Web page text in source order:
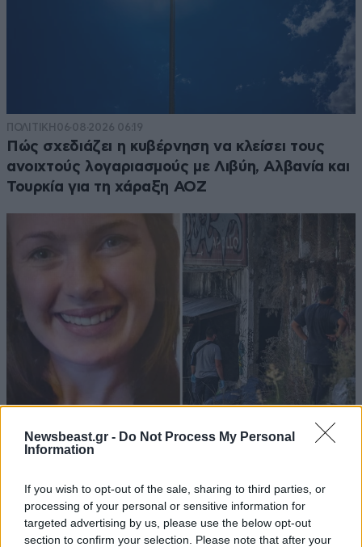
Newsbeast.gr - Do Not Process My Personal
Information
If you wish to opt-out of the sale, sharing to third parties, or
processing of your personal or sensitive information for
targeted advertising by us, please use the below opt-out
section to confirm your selection. Please note that after your
ΠΟΛΙΤΙΚΗ 06·08·2026 06:19
Πώς σχεδιάζει η κυβέρνηση να κλείσει τους
ανοιχτούς λογαριασμούς με Λιβύη, Αλβανία και
Τουρκία για τη χάραξη ΑΟΖ
ΚΟΙΝΩΝΙΑ2 ω. πριν
βρέθηκε σε βαλίτσα στην Κυψέλη – Ο Αφγανός
επιμένει πως είναι αθώος και «δείχνει» τον
«Νίκο»